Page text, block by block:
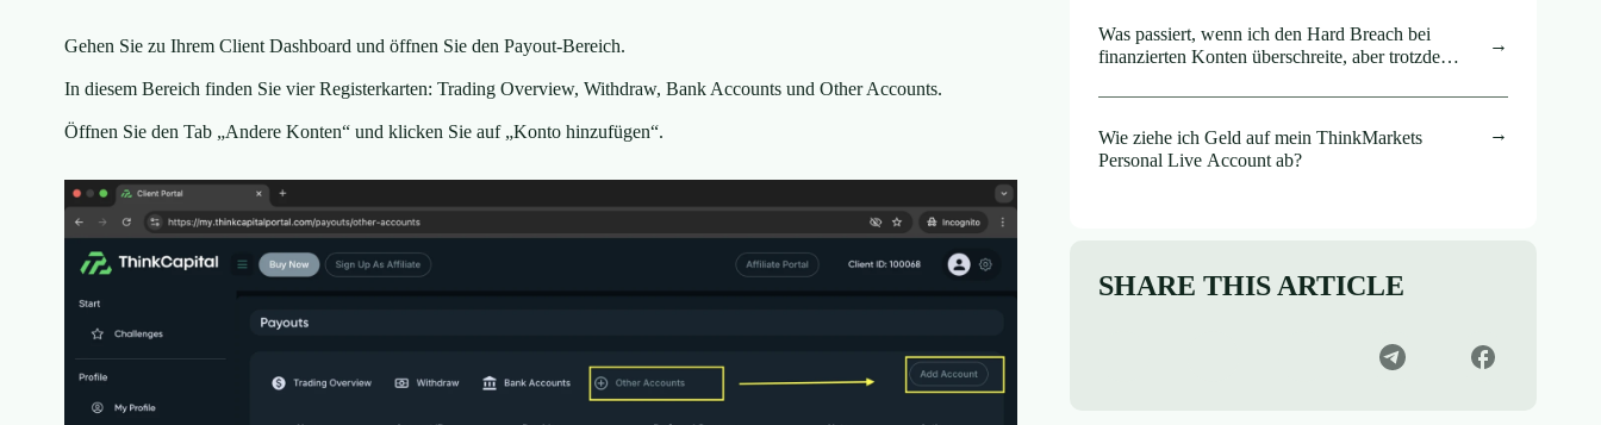
Gehen Sie zu Ihrem Client Dashboard und öffnen Sie den Payout-Bereich.
In diesem Bereich finden Sie vier Registerkarten: Trading Overview, Withdraw, Bank Accounts und Other Accounts.
Öffnen Sie den Tab „Andere Konten“ und klicken Sie auf „Konto hinzufügen“.
Was passiert, wenn ich den Hard Breach bei
finanzierten Konten überschreite, aber trotzdem
Gewinnbeteiligung?
Wie ziehe ich Geld auf mein ThinkMarkets
Personal Live Account ab?
SHARE THIS ARTICLE